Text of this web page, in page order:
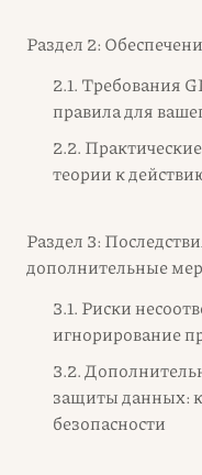
Раздел 2:
2.1. Требования
правила для
2.2.
теории к
Раздел 3:
дополнительные
3.1. Риски
игнорирование
3.2.
защиты данных:
безопасности